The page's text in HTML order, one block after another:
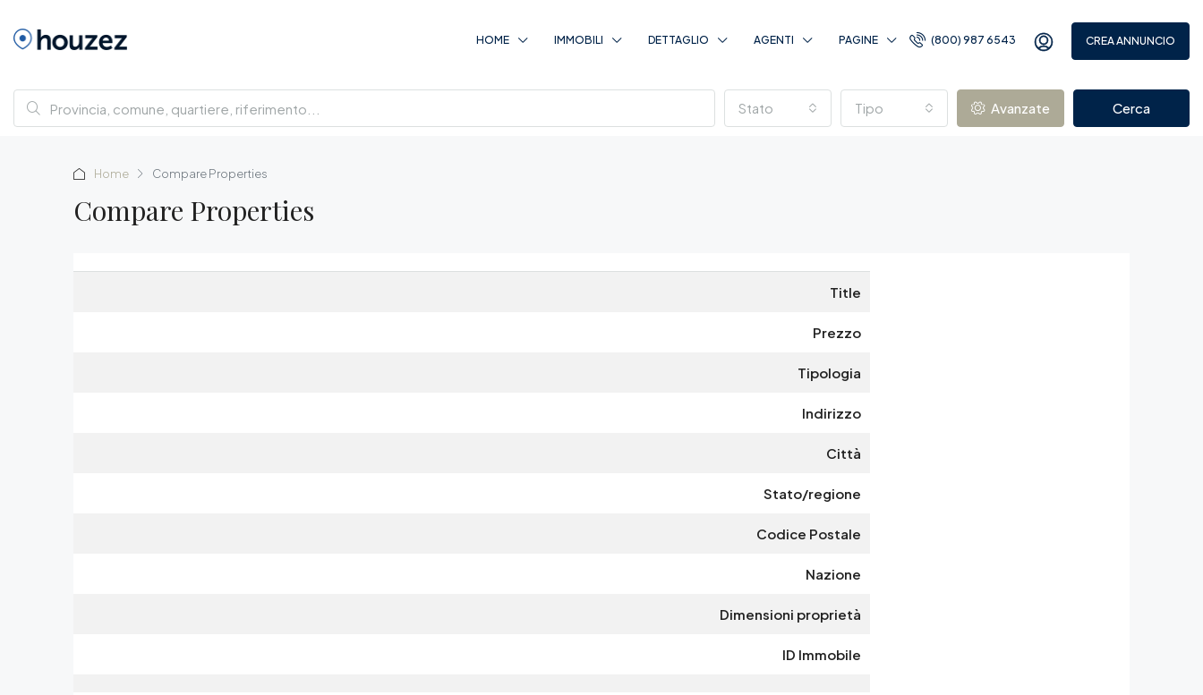
HOME IMMOBILI DETTAGLIO AGENTI PAGINE (800) 987 6543 CREA ANNUNCIO
Stato Tipo Avanzate Cerca
Home Compare Properties
Compare Properties
Title
Prezzo
Tipologia
Indirizzo
Città
Stato/regione
Codice Postale
Nazione
Dimensioni proprietà
ID Immobile